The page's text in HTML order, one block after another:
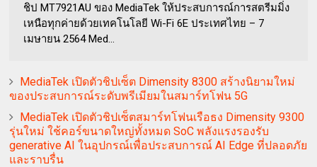
ชิป MT7921AU ของ MediaTek ให้ประสบการณ์การสตรีมมิ่ง
เหนือทุกค่ายด้วยเทคโนโลยี Wi-Fi 6E ประเทศไทย – 7
เมษายน 2564 Med...
MediaTek เปิดตัวชิปเซ็ต Dimensity 8300 สร้างนิยามใหม่
ของประสบการณ์ระดับพรีเมียมในสมาร์ทโฟน 5G
MediaTek เปิดตัวชิปเซ็ตสมาร์ทโฟนเรือธง Dimensity 9300
รุ่นใหม่ ใช้คอร์ขนาดใหญ่ทั้งหมด SoC พลังแรงรองรับ
generative AI ในอุปกรณ์เพื่อประสบการณ์ AI Edge ที่ปลอดภัย
และราบรื่น